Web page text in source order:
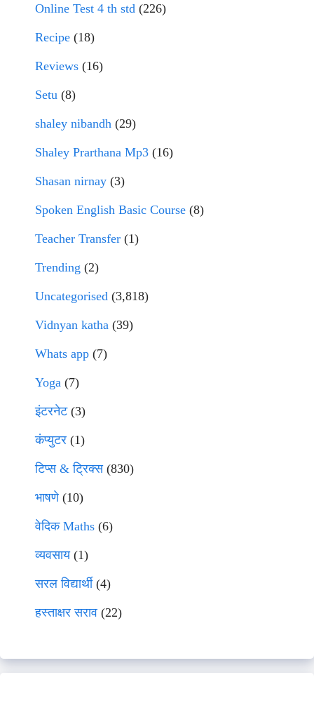
Online Test 4 th std (226)
Recipe (18)
Reviews (16)
Setu (8)
shaley nibandh (29)
Shaley Prarthana Mp3 (16)
Shasan nirnay (3)
Spoken English Basic Course (8)
Teacher Transfer (1)
Trending (2)
Uncategorised (3,818)
Vidnyan katha (39)
Whats app (7)
Yoga (7)
इंटरनेट(3)
कंप्युटर (1)
टिप्स & ट्रिक्स(830)
भाषणे(10)
वेदिक Maths (6)
व्यवसाय(1)
सरल विद्यार्थी(4)
हस्ताक्षर सराव (22)